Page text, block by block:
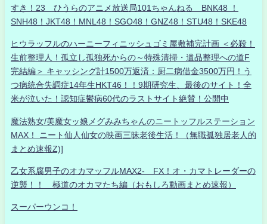
すき！23 ひうらのアニメ放送局101ちゃんねる BNK48 ！
SNH48！JKT48！MNL48！SGO48！GNZ48！STU48！SKE48
ヒウラッフルのハーニーフィニッシュゴミ屋敷補完計画 ＜必殺！
生前整理人！孤立し孤独死からの～特殊清掃・遺品整理への道F
完結編＞ キャッシング計1500万返済：厨二病借金3500万円！う
つ病統合失調症14年生HKT46！！9期研究生、最後のサイト！全
米が泣いた！認知症鬱病60代のラストサイト絶賛！公開中
魔法熟女/美魔女ッ娘メグみみちゃんのニートッフルステーション
MAX！ ニート仙人仙女の映画三昧老後生活！（無職孤独居老人的
まとめ速報Z)]
乙女系腐男子のオカマッフルMAX2- FX！オ・カマトレーダーの
逆襲！！ 極道のオカマたち編（おもしろ動画まとめ速報）
スーパーウンコ！